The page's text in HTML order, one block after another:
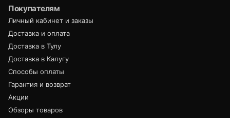
Покупателям
Личный кабинет и заказы
Доставка и оплата
Доставка в Тулу
Доставка в Калугу
Способы оплаты
Гарантия и возврат
Акции
Обзоры товаров